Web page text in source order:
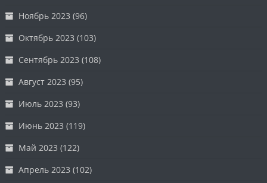
Ноябрь 2023 (96)
Октябрь 2023 (103)
Сентябрь 2023 (108)
Август 2023 (95)
Июль 2023 (93)
Июнь 2023 (119)
Май 2023 (122)
Апрель 2023 (102)